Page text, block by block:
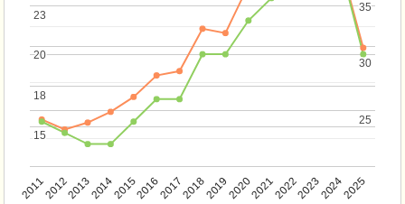
201120122013201420152016201720182019202020212022202320242025
15
15
18
18
20
20
23
23
25
25
30
30
35
35